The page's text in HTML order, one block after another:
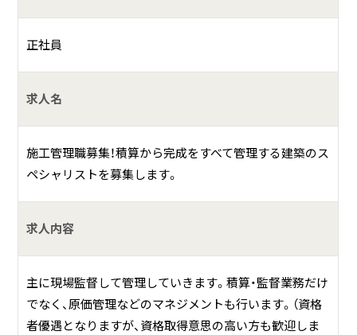
正社員
求人名
施工管理職募集！積算から完成をすべて管理する建築のス
ペシャリストを募集します。
求人内容
主に現場監督して管理していきます。積算・監督業務だけ
でなく、原価管理などのマネジメントも行います。（資格
者優遇となりますが、資格取得意思の高い方も歓迎しま